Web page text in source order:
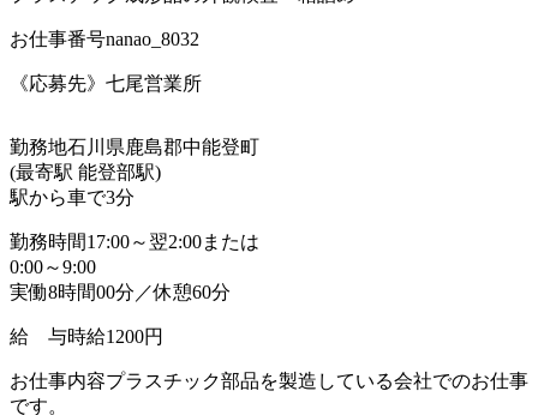
お仕事番号nanao_8032
《応募先》七尾営業所
勤務地石川県鹿島郡中能登町
(最寄駅 能登部駅)
駅から車で3分
勤務時間17:00～翌2:00または
0:00～9:00
実働8時間00分／休憩60分
給 与時給1200円
お仕事内容プラスチック部品を製造している会社でのお仕事
です。